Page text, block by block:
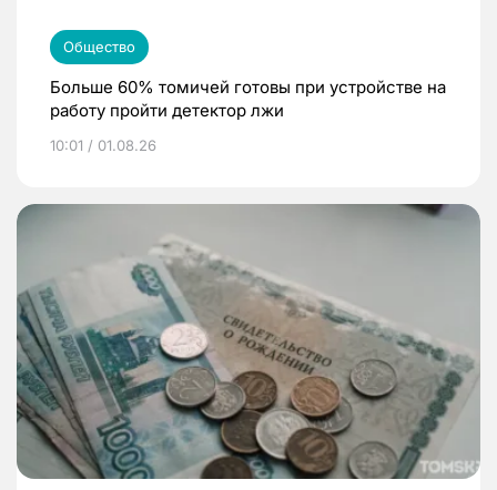
Общество
Больше 60% томичей готовы при устройстве на
работу пройти детектор лжи
10:01 / 01.08.26